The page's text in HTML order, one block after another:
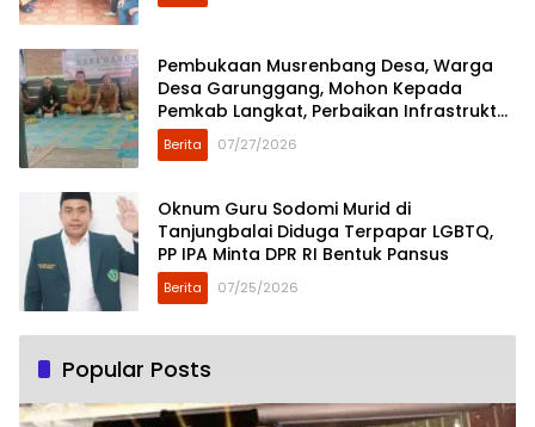
Pembukaan Musrenbang Desa, Warga
Desa Garunggang, Mohon Kepada
Pemkab Langkat, Perbaikan Infrastruktur
di Dusun Mejuah-Juah
Berita 07/27/2026
Oknum Guru Sodomi Murid di
Tanjungbalai Diduga Terpapar LGBTQ,
PP IPA Minta DPR RI Bentuk Pansus
Berita 07/25/2026
Popular Posts